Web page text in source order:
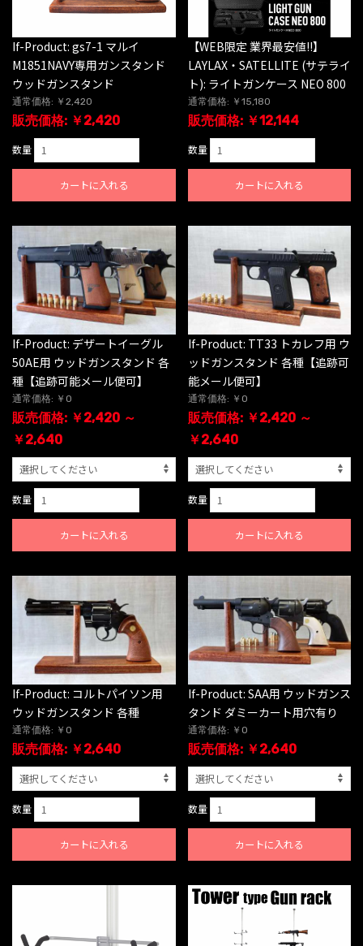
If-Product: gs7-1 マルイ
M1851NAVY専用ガンスタンド
ウッドガンスタンド
通常価格: ￥2,420
販売価格: ￥2,420
数量
カートに入れる
【WEB限定 業界最安値!!】
LAYLAX・SATELLITE (サテライ
ト): ライトガンケース NEO 800
通常価格: ￥15,180
販売価格: ￥12,144
数量
カートに入れる
If-Product: デザートイーグル
50AE用 ウッドガンスタンド 各
種【追跡可能メール便可】
通常価格: ￥0
販売価格: ￥2,420 ～
￥2,640
数量
カートに入れる
If-Product: TT33 トカレフ用 ウ
ッドガンスタンド 各種【追跡可
能メール便可】
通常価格: ￥0
販売価格: ￥2,420 ～
￥2,640
数量
カートに入れる
If-Product: コルトパイソン用
ウッドガンスタンド 各種
通常価格: ￥0
販売価格: ￥2,640
数量
カートに入れる
If-Product: SAA用 ウッドガンス
タンド ダミーカート用穴有り
通常価格: ￥0
販売価格: ￥2,640
数量
カートに入れる